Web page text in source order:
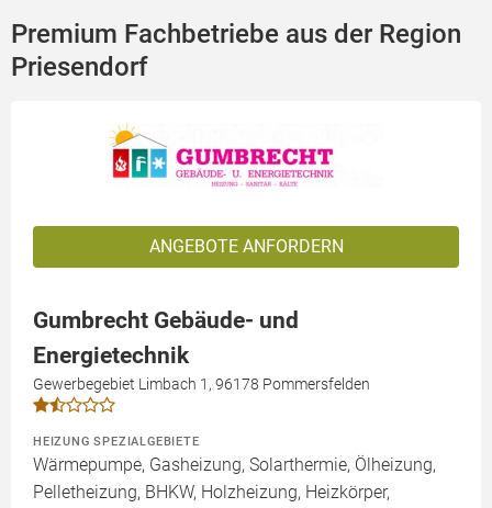
Premium Fachbetriebe aus der Region
Priesendorf
ANGEBOTE ANFORDERN
Gumbrecht Gebäude- und
Energietechnik
Gewerbegebiet Limbach 1, 96178 Pommersfelden
HEIZUNG SPEZIALGEBIETE
Wärmepumpe, Gasheizung, Solarthermie, Ölheizung,
Pelletheizung, BHKW, Holzheizung, Heizkörper,